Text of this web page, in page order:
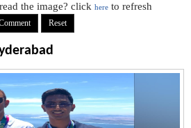
the image? clickhere to refresh